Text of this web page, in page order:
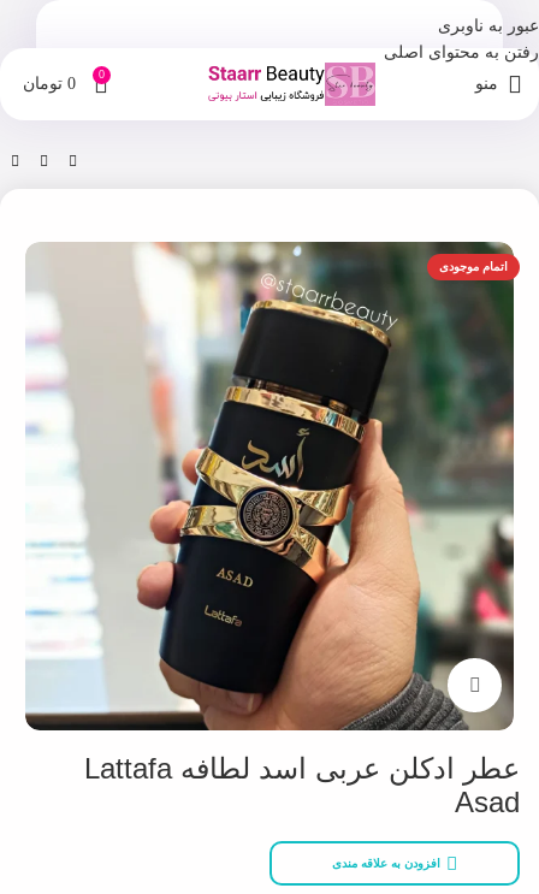
عبور به ناوبری
رفتن به محتوای اصلی
منو 0
0 تومان
خانه اسپری و ادکلن
اتمام موجودی
بزرگنمایی تصویر
عطر ادکلن عربی اسد لطافه Lattafa
Asad
افزودن به علاقه مندی